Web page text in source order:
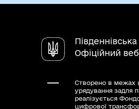
Офіційний
Створено в межах
урядування задля
реалізується
цифрової